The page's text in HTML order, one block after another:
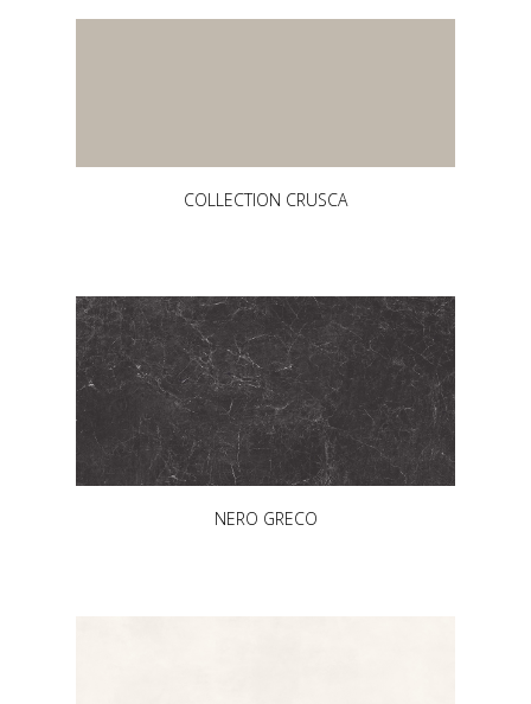
COLLECTION CRUSCA
NERO GRECO